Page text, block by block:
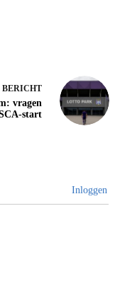
BERICHT
vragen
start
Inloggen